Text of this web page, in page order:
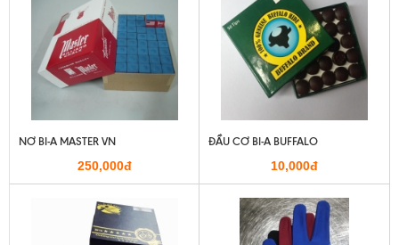
NƠ BI-A MASTER VN
250,000đ
ĐẦU CƠ BI-A BUFFALO
10,000đ